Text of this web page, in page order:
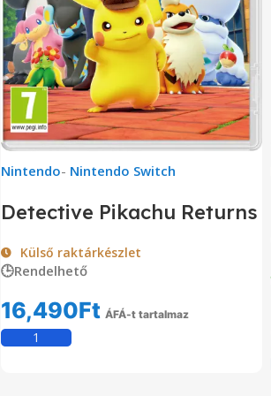
Nintendo- Nintendo Switch
Detective Pikachu Returns
Külső raktárkészlet
🕒Rendelhető
16,490Ft ÁFÁ-t tartalmaz